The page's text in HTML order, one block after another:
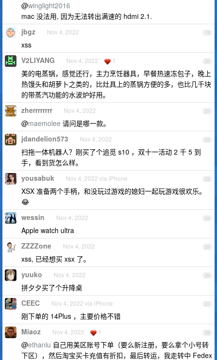
@winglight2016
mac 没法用, 因为无法转出满速的 hdmi 2.1.
19
jbgz Nov 4, 2022
xss
20
V2LIYANG Nov 4, 2022 1
美的电蒸锅，感觉还行，主力烹饪器具，早餐热速冻包子，晚上
热馒头和胡萝卜之类的，比灶具上的蒸锅方便的多，也比几千块
的带蒸汽功能的水波炉好用。
21
zherrrrrrrr Nov 4, 2022
@maemolee 请问是哪一款。
22
jdandelion573 Nov 4, 2022
扫拖一体机器人？刚买了个追觅 s10 ，双十一活动 2 千 5 到
手，看到货怎么样。
23
yousabuk Nov 4, 2022 via iPhone
XSX 准备两个手柄，和没玩过游戏的媳妇一起玩游戏很欢乐。
😂
24
wessin Nov 4, 2022
Apple watch ultra
25
ZZZZone Nov 4, 2022
xss, 已经想买 xsx 了。
26
yuuko Nov 4, 2022
拼夕夕买了个升降桌
27
CEEC Nov 4, 2022 via iPhone
刚下单的 14Plus ，主要价格不错
28
Miaoz Nov 4, 2022 1
@ethanlu 自己用美区账号下单（要么新注册，要么拿个小号转
下区），然后淘宝买卡充值有折扣，最后转运，我走转中 Fedex